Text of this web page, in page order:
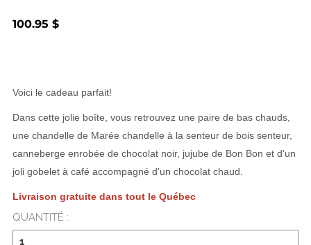
100.95 $
Voici le cadeau parfait!
Dans cette jolie boîte, vous retrouvez une paire de bas chauds,
une chandelle de Marée chandelle à la senteur de bois senteur,
canneberge enrobée de chocolat noir, jujube de Bon Bon et d'un
joli gobelet à café accompagné d'un chocolat chaud.
Livraison gratuite dans tout le Québec
QUANTITÉ :